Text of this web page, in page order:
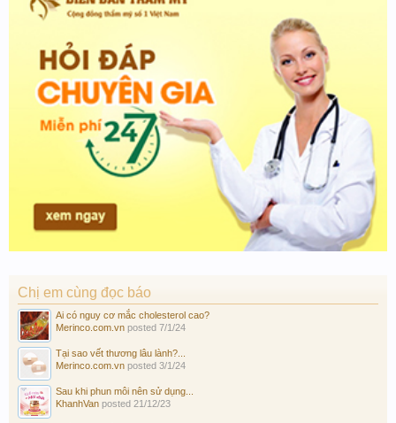
Chị em cùng đọc báo
Ai có nguy cơ mắc cholesterol cao?
Merinco.com.vn posted 7/1/24
Tại sao vết thương lâu lành?...
Merinco.com.vn posted 3/1/24
Sau khi phun môi nên sử dụng...
KhanhVan posted 21/12/23